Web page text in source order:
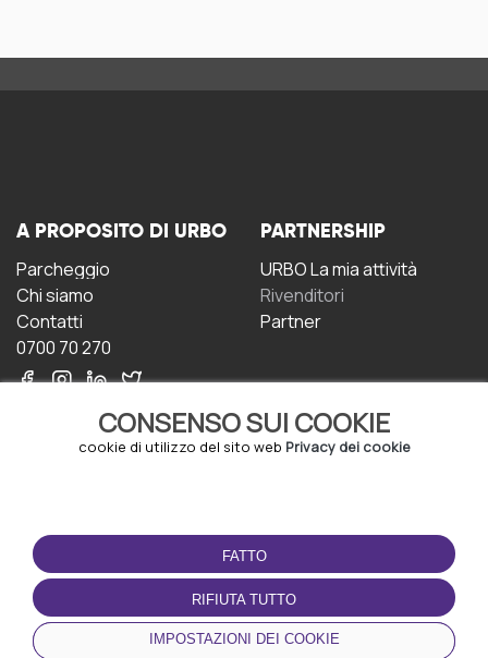
CONSENSO SUI COOKIE
cookie di utilizzo del sito web Privacy dei cookie
FATTO
RIFIUTA TUTTO
IMPOSTAZIONI DEI COOKIE
A PROPOSITO DI URBO
Parcheggio
Chi siamo
Contatti
0700 70 270
PARTNERSHIP
URBO La mia attività
Rivenditori
Partner
CONDIZIONI D'USO
Termini e Condizioni
Politica sulla riservatezza
Gestione dei Cookie
SCARICA L'APP